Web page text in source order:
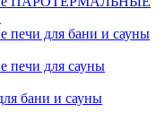
печи для бани и сауны
печи для сауны
бани и сауны